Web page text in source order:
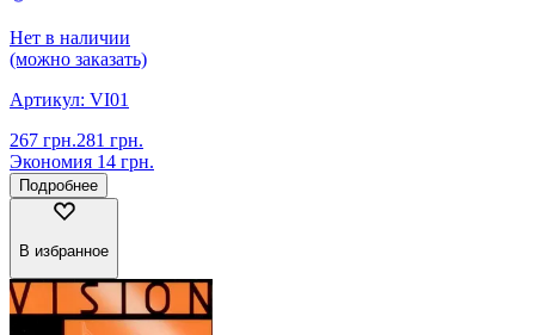
Нет в наличии
(можно заказать)
Артикул: VI01
267 грн.281 грн.
Экономия 14 грн.
Подробнее
В избранное